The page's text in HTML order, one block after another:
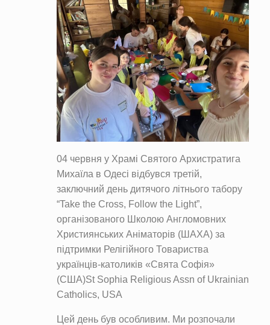
04 червня у Храмі Святого Архистратига
Михаїла в Одесі відбувся третій,
заключний день дитячого літнього табору
“Take the Cross, Follow the Light”,
організованого Школою Англомовних
Християнських Аніматорів (ШАХА) за
підтримки Релігійного Товариства
українців-католиків «Свята Софія»
(США)St Sophia Religious Assn of Ukrainian
Catholics, USA
Цей день був особливим. Ми розпочали